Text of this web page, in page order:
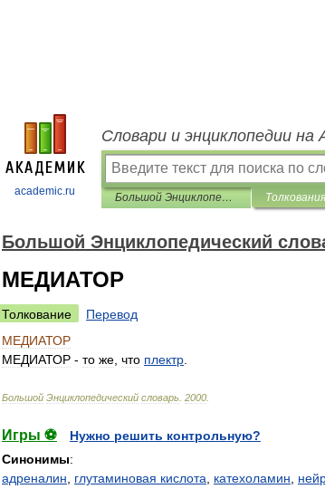
academic.ru
Словари и энциклопедии на
Большой Энциклопедический словарь Толкования
Большой Энциклопедический
МЕДИАТОР
Толкование
Перевод
МЕДИАТОР
МЕДИАТОР - то же что плектр
Большой Энциклопедический словарь 2000
Игры ⚽
Нужно решить контрольную?
Синонимы:
адреналин
глутаминовая кислота катехоламин